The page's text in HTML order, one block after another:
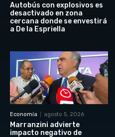
Autobús con explosivos es
desactivado en zona
cercana donde se envestirá
a De la Espriella
Economía agosto 5, 2026
Marranzini advierte
impacto negativo de